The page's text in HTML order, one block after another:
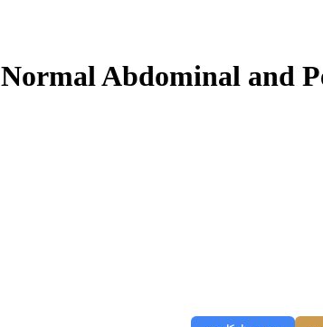
Normal Abdominal and